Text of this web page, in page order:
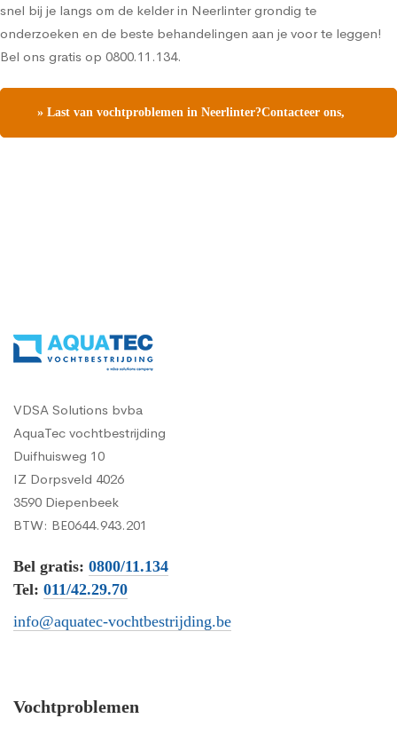
snel bij je langs om de kelder in Neerlinter grondig te
onderzoeken en de beste behandelingen aan je voor te leggen!
Bel ons gratis op 0800.11.134.
» Last van vochtproblemen in Neerlinter?Contacteer ons,
VDSA Solutions bvba
AquaTec vochtbestrijding
Duifhuisweg 10
IZ Dorpsveld 4026
3590 Diepenbeek
BTW: BE0644.943.201
Bel gratis: 0800/11.134
Tel: 011/42.29.70
info@aquatec-vochtbestrijding.be
Vochtproblemen